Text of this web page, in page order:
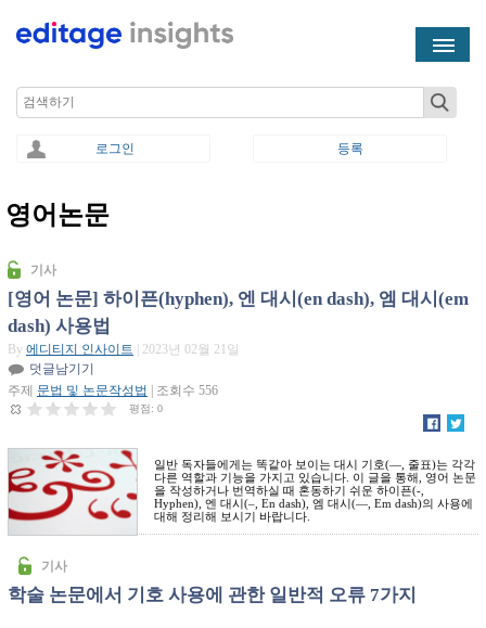
Search
로그인 등록
You are here
영어논문
기사
[영어 논문] 하이픈(hyphen), 엔 대시(en dash), 엠 대시(em
dash) 사용법
By 에디티지 인사이트
| 2023년 02월 21일
덧글남기기
주제 문법 및 논문작성법 | 조회수 556
평점: 0
일반 독자들에게는 똑같아 보이는 대시 기호(—, 줄표)는 각각
다른 역할과 기능을 가지고 있습니다. 이 글을 통해, 영어 논문
을 작성하거나 번역하실 때 혼동하기 쉬운 하이픈(-,
Hyphen), 엔 대시(–, En dash), 엠 대시(—, Em dash)의 사용에
대해 정리해 보시기 바랍니다.
기사
학술 논문에서 기호 사용에 관한 일반적 오류 7가지